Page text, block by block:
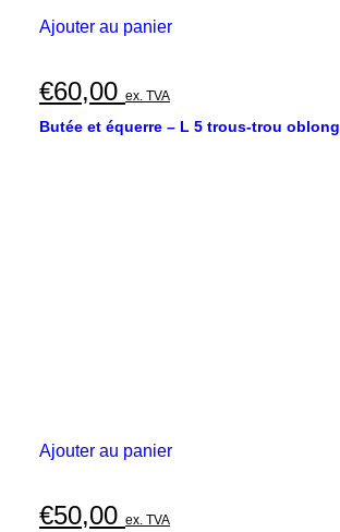
Ajouter au panier
€60,00 ex. TVA
Butée et équerre – L 5 trous-trou oblong
Ajouter au panier
€50,00 ex. TVA